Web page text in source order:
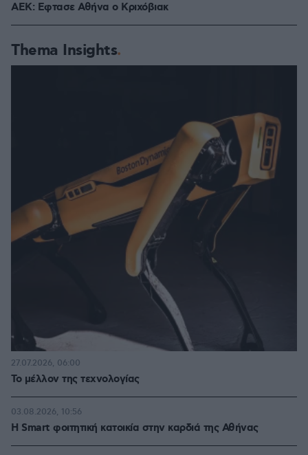
ΑΕΚ: Εφτασε Αθήνα ο Κριχόβιακ
Thema Insights
Το μέλλον της τεχνολογίας
27.07.2026, 06:00
Η Smart φοιτητική κατοικία στην καρδιά της Αθήνας
03.08.2026, 10:56